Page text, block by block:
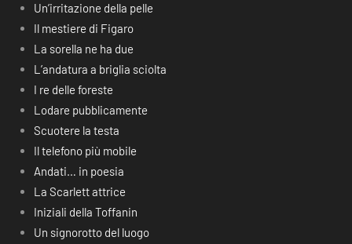
Un’irritazione della pelle
Il mestiere di Figaro
La sorella ne ha due
L’andatura a briglia sciolta
I re delle foreste
Lodare pubblicamente
Scuotere la testa
Il telefono più mobile
Andati… in poesia
La Scarlett attrice
Iniziali della Toffanin
Un signorotto del luogo